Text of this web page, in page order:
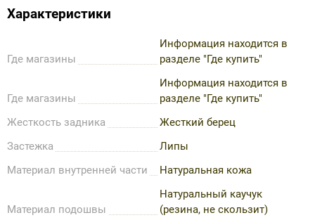
Характеристики
Где магазины
Информация находится в
разделе "Где купить"
Где магазины
Информация находится в
разделе "Где купить"
Жесткость задника
Жесткий берец
Застежка
Липы
Материал внутренней части
Натуральная кожа
Материал подошвы
Натуральный каучук
(резина, не скользит)